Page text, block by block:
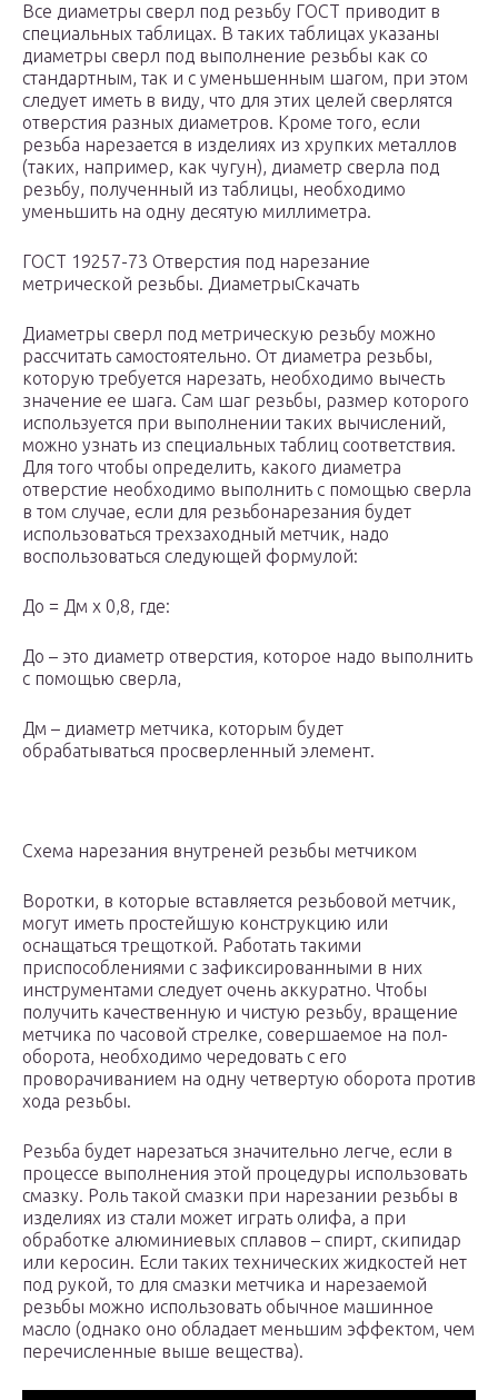
Все диаметры сверл под резьбу ГОСТ приводит в
специальных таблицах. В таких таблицах указаны
диаметры сверл под выполнение резьбы как со
стандартным, так и с уменьшенным шагом, при этом
следует иметь в виду, что для этих целей сверлятся
отверстия разных диаметров. Кроме того, если
резьба нарезается в изделиях из хрупких металлов
(таких, например, как чугун), диаметр сверла под
резьбу, полученный из таблицы, необходимо
уменьшить на одну десятую миллиметра.
ГОСТ 19257-73 Отверстия под нарезание
метрической резьбы. ДиаметрыСкачать
Диаметры сверл под метрическую резьбу можно
рассчитать самостоятельно. От диаметра резьбы,
которую требуется нарезать, необходимо вычесть
значение ее шага. Сам шаг резьбы, размер которого
используется при выполнении таких вычислений,
можно узнать из специальных таблиц соответствия.
Для того чтобы определить, какого диаметра
отверстие необходимо выполнить с помощью сверла
в том случае, если для резьбонарезания будет
использоваться трехзаходный метчик, надо
воспользоваться следующей формулой:
До = Дм х 0,8, где:
До – это диаметр отверстия, которое надо выполнить
с помощью сверла,
Дм – диаметр метчика, которым будет
обрабатываться просверленный элемент.
Схема нарезания внутреней резьбы метчиком
Воротки, в которые вставляется резьбовой метчик,
могут иметь простейшую конструкцию или
оснащаться трещоткой. Работать такими
приспособлениями с зафиксированными в них
инструментами следует очень аккуратно. Чтобы
получить качественную и чистую резьбу, вращение
метчика по часовой стрелке, совершаемое на пол-
оборота, необходимо чередовать с его
проворачиванием на одну четвертую оборота против
хода резьбы.
Резьба будет нарезаться значительно легче, если в
процессе выполнения этой процедуры использовать
смазку. Роль такой смазки при нарезании резьбы в
изделиях из стали может играть олифа, а при
обработке алюминиевых сплавов – спирт, скипидар
или керосин. Если таких технических жидкостей нет
под рукой, то для смазки метчика и нарезаемой
резьбы можно использовать обычное машинное
масло (однако оно обладает меньшим эффектом, чем
перечисленные выше вещества).